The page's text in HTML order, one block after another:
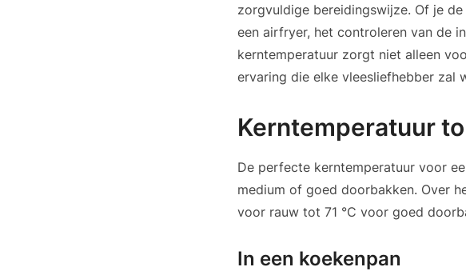
zorgvuldige bereidingswijze. Of je
een airfryer, het controleren van de
kerntemperatuur zorgt niet alleen
ervaring die elke vleesliefhebber zal
Kerntemperatuur
De perfecte kerntemperatuur voor
medium of goed doorbakken. Over
voor rauw tot 71 °C voor goed
In een koekenpan